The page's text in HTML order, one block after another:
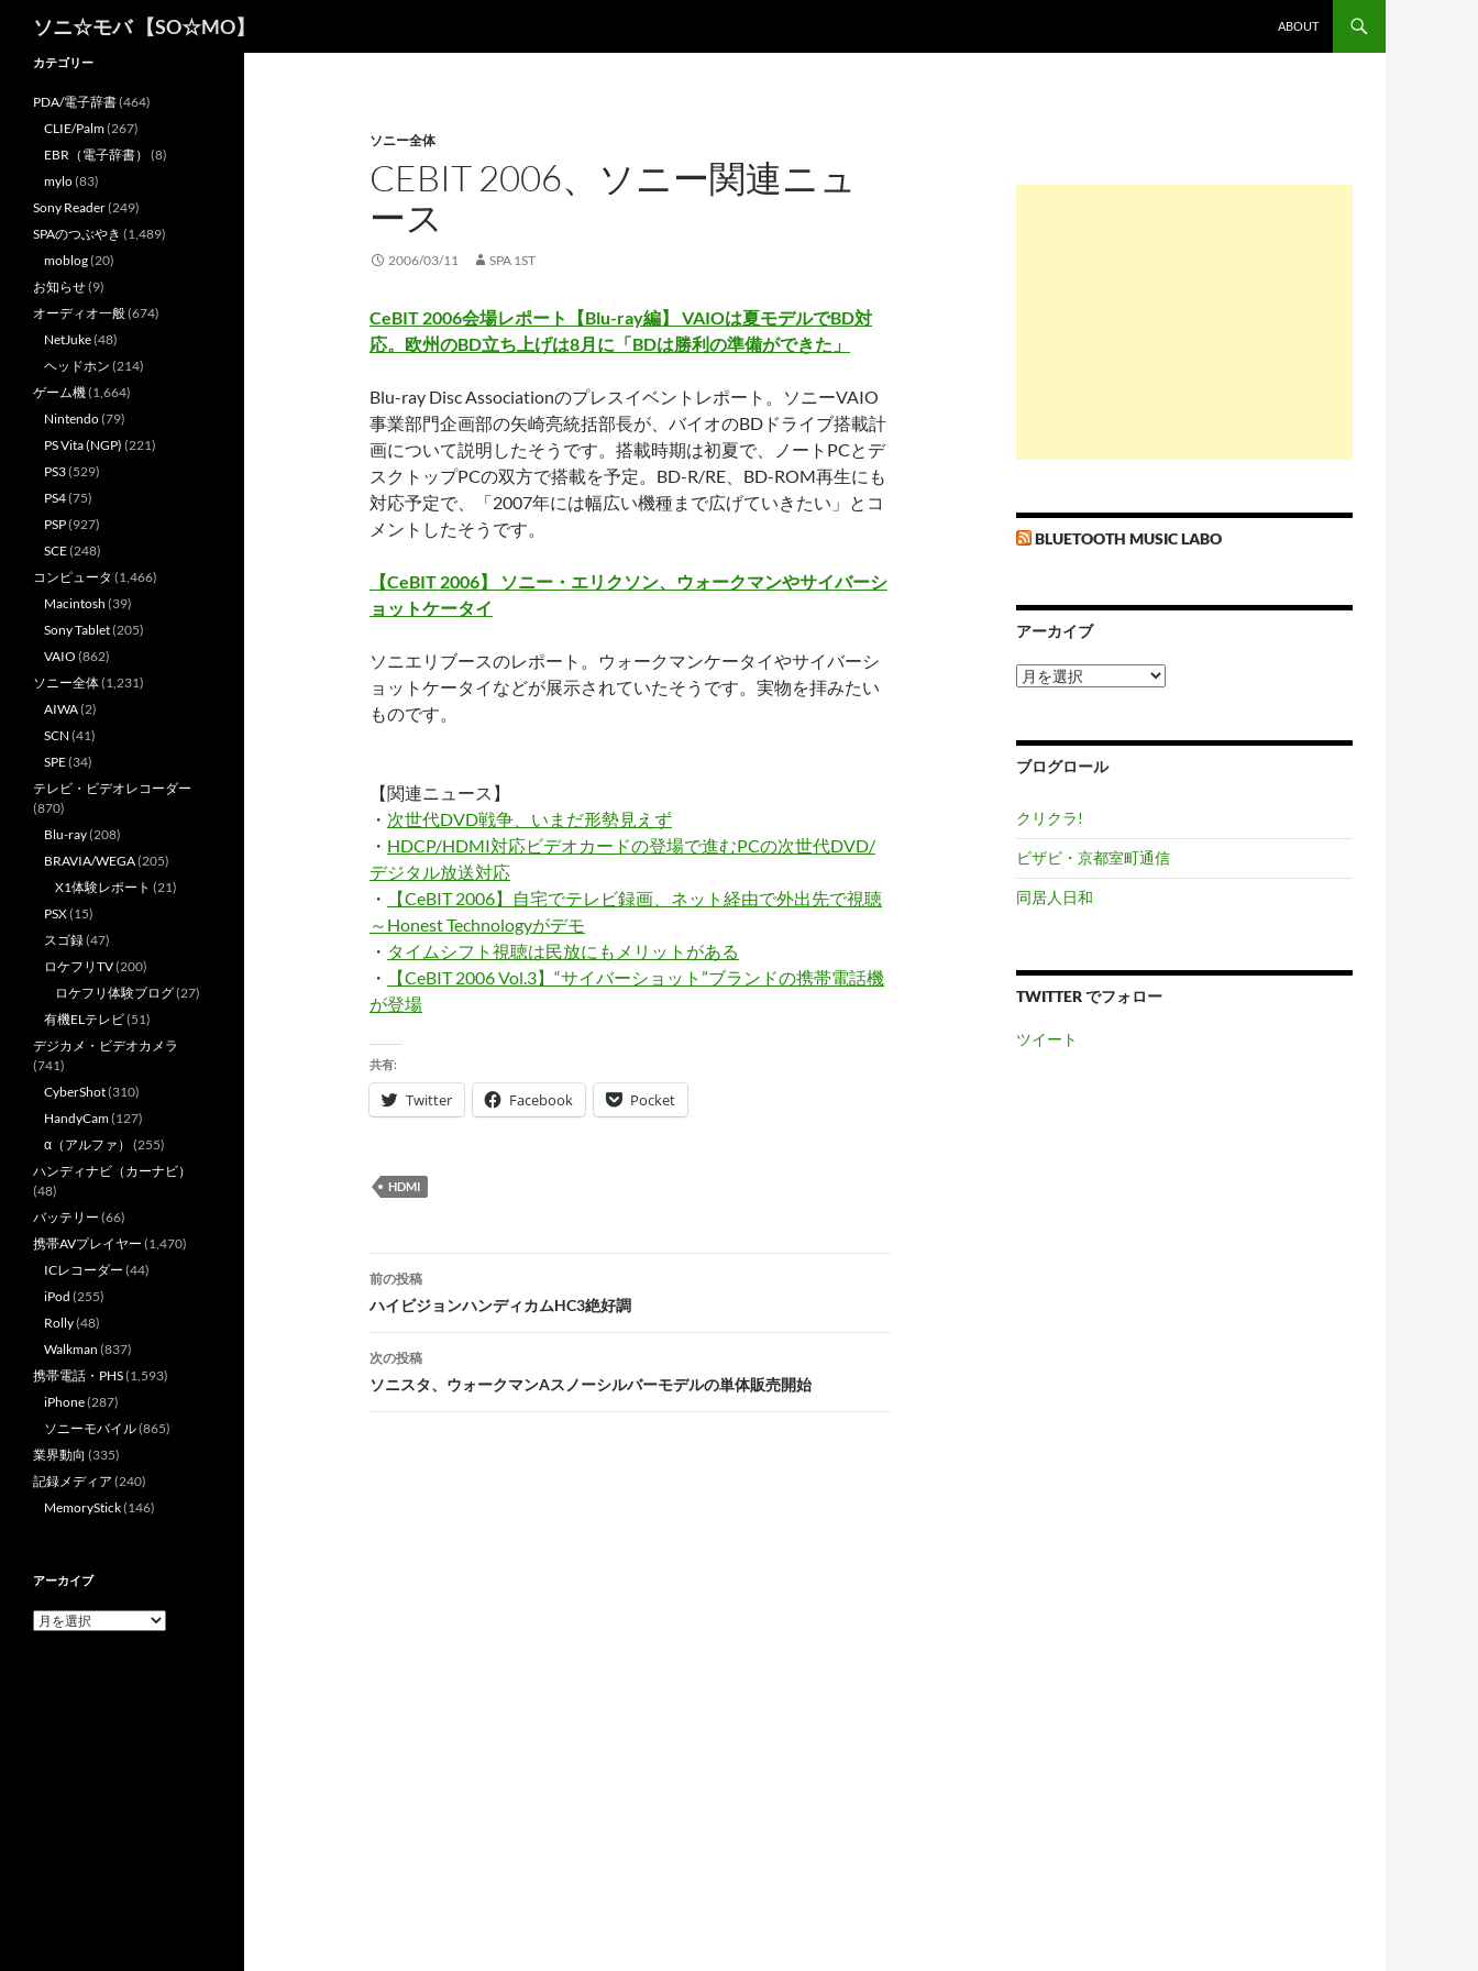
ソニ☆モバ 【SO☆MO】
ABOUT
ソニー全体
CEBIT 2006、ソニー関連ニュ
ース
2006/03/11 SPA 1ST
CeBIT 2006会場レポート【Blu-ray編】 VAIOは夏モデルでBD対
応。欧州のBD立ち上げは8月に「BDは勝利の準備ができた」
Blu-ray Disc Associationのプレスイベントレポート。ソニーVAIO
事業部門企画部の矢崎亮統括部長が、バイオのBDドライブ搭載計
画について説明したそうです。搭載時期は初夏で、ノートPCとデ
スクトップPCの双方で搭載を予定。BD-R/RE、BD-ROM再生にも
対応予定で、「2007年には幅広い機種まで広げていきたい」とコ
メントしたそうです。
【CeBIT 2006】 ソニー・エリクソン、ウォークマンやサイバーシ
ョットケータイ
ソニエリブースのレポート。ウォークマンケータイやサイバーシ
ョットケータイなどが展示されていたそうです。実物を拝みたい
ものです。
【関連ニュース】
・ 次世代DVD戦争、いまだ形勢見えず
・ HDCP/HDMI対応ビデオカードの登場で進むPCの次世代DVD/
デジタル放送対応
・
【CeBIT 2006】自宅でテレビ録画、ネット経由で外出先で視聴
～Honest Technologyがデモ
・ タイムシフト視聴は民放にもメリットがある
・
【CeBIT 2006 Vol.3】“サイバーショット”ブランドの携帯電話機
が登場
共有:
Twitter Facebook Pocket
HDMI
投
稿
ナ
ビ
ゲ
前の投稿
ハイビジョンハンディカムHC3絶好調
次の投稿
ソニスタ、ウォークマンAスノーシルバーモデルの単体販売開始
BLUETOOTH MUSIC LABO
アーカイブ
ア
ー
ブ
ブログロール
クリクラ!
ビザビ・京都室町通信
同居人日和
TWITTER でフォロー
ツイート
カテゴリー
PDA/電子辞書(464)
CLIE/Palm(267)
EBR（電子辞書） (8)
mylo(83)
Sony Reader(249)
SPAのつぶやき (1,489)
moblog(20)
お知らせ(9)
オーディオ一般(674)
NetJuke(48)
ヘッドホン (214)
ゲーム機(1,664)
Nintendo(79)
PS Vita (NGP) (221)
PS3(529)
PS4(75)
PSP(927)
SCE(248)
コンピュータ (1,466)
Macintosh (39)
Sony Tablet(205)
VAIO (862)
ソニー全体(1,231)
AIWA(2)
SCN (41)
SPE(34)
テレビ・ビデオレコーダー
(870)
Blu-ray(208)
BRAVIA/WEGA(205)
X1体験レポート (21)
PSX(15)
スゴ録(47)
ロケフリTV(200)
ロケフリ体験ブログ(27)
有機ELテレビ(51)
デジカメ・ビデオカメラ
(741)
CyberShot(310)
HandyCam(127)
α（アルファ） (255)
ハンディナビ（カーナビ）
(48)
バッテリー (66)
携帯AVプレイヤー (1,470)
ICレコーダー (44)
iPod (255)
Rolly(48)
Walkman (837)
携帯電話・PHS(1,593)
iPhone(287)
ソニーモバイル(865)
業界動向 (335)
記録メディア (240)
MemoryStick(146)
アーカイブ
ア